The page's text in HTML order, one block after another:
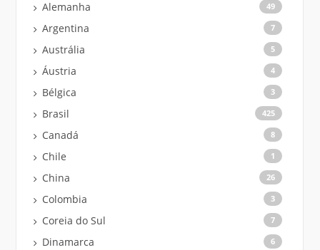
Alemanha 49
Argentina 7
Austrália 5
Áustria 4
Bélgica 3
Brasil 425
Canadá 8
Chile 1
China 26
Colombia 3
Coreia do Sul 7
Dinamarca 6